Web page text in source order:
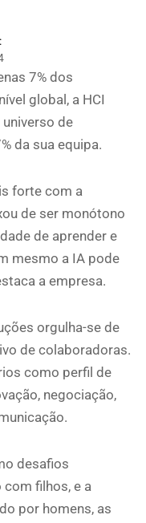
7% dos
global, a HCI
de
da sua equipa.
forte com a
de ser monótono
de aprender e
mesmo a IA pode
a empresa.
orgulha-se de
de colaboradoras.
como perfil de
negociação,
desafios
filhos, e a
por homens, as